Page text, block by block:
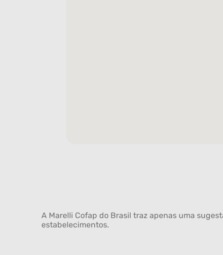
A Marelli Cofap do Brasil traz apenas uma
estabelecimentos.